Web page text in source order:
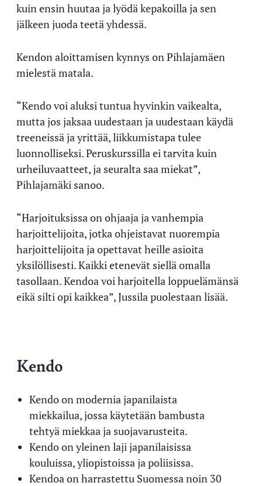
kuin ensin huutaa ja lyödä kepakoilla ja sen
jälkeen juoda teetä yhdessä.
Kendon aloittamisen kynnys on Pihlajamäen
mielestä matala.
“Kendo voi aluksi tuntua hyvinkin vaikealta,
mutta jos jaksaa uudestaan ja uudestaan käydä
treeneissä ja yrittää, liikkumistapa tulee
luonnolliseksi. Peruskurssilla ei tarvita kuin
urheiluvaatteet, ja seuralta saa miekat”,
Pihlajamäki sanoo.
“Harjoituksissa on ohjaaja ja vanhempia
harjoittelijoita, jotka ohjeistavat nuorempia
harjoittelijoita ja opettavat heille asioita
yksilöllisesti. Kaikki etenevät siellä omalla
tasollaan. Kendoa voi harjoitella loppuelämänsä
eikä silti opi kaikkea”, Jussila puolestaan lisää.
Kendo
Kendo on modernia japanilaista
miekkailua, jossa käytetään bambusta
tehtyä miekkaa ja suojavarusteita.
Kendo on yleinen laji japanilaisissa
kouluissa, yliopistoissa ja poliisissa.
Kendoa on harrastettu Suomessa noin 30